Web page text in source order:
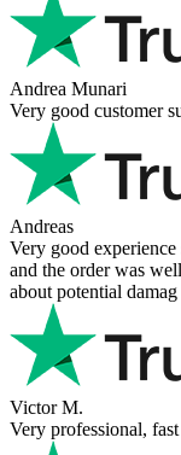
Andrea Munari
Very good customer
Andreas
Very good
and the order was
about potential damag
Victor M.
Very professional,